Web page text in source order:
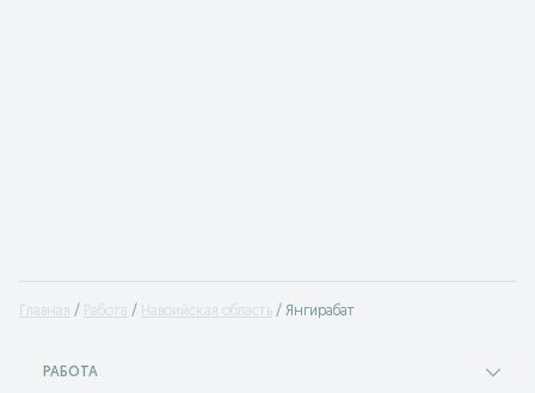
Главная Работа Навоийская область Янгирабат
РАБОТА